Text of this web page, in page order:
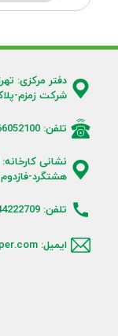
دفتر مرکزی:
شرکت زمزم-پلاک415 شماره فاکس
تلفن: 66052100-021
هشتگرد-فازدوم-خیابان
تلفن: 44222709-026
ایمیل: admin@latifpaper.com